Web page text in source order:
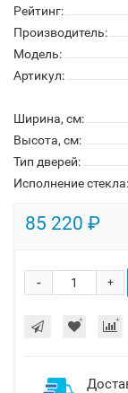
Рейтинг:
Производитель:
Модель:
Артикул:
Ширина, см:
Высота, см:
Тип дверей:
Исполнение стекла:
85 220 ₽
+
-